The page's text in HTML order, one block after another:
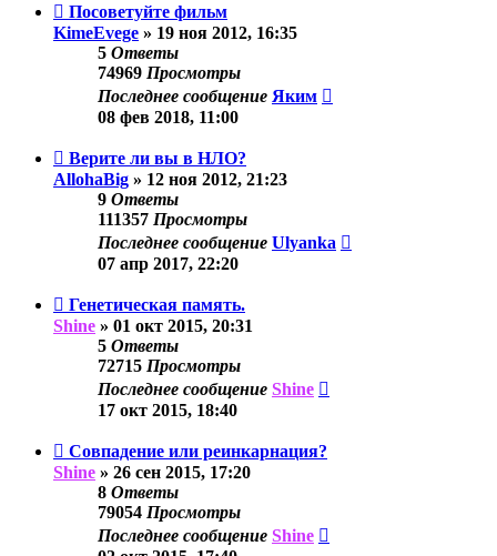
Посоветуйте фильм
KimeEvege » 19 ноя 2012, 16:35
5 Ответы
74969 Просмотры
Последнее сообщение Яким
08 фев 2018, 11:00
Верите ли вы в НЛО?
AllohaBig » 12 ноя 2012, 21:23
9 Ответы
111357 Просмотры
Последнее сообщение Ulyanka
07 апр 2017, 22:20
Генетическая память.
Shine » 01 окт 2015, 20:31
5 Ответы
72715 Просмотры
Последнее сообщение Shine
17 окт 2015, 18:40
Совпадение или реинкарнация?
Shine » 26 сен 2015, 17:20
8 Ответы
79054 Просмотры
Последнее сообщение Shine